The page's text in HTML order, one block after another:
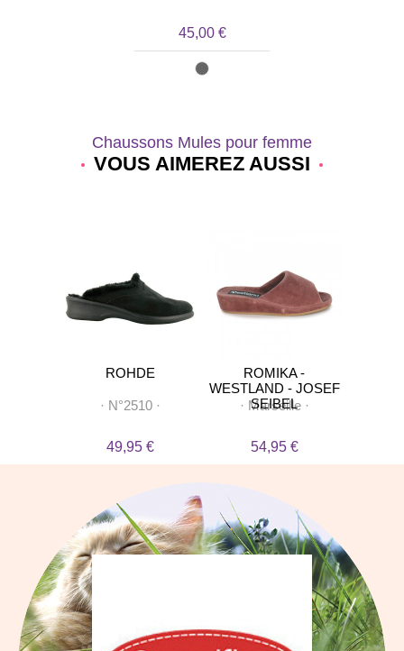
45,00 €
45,00 €
Chaussons Mules pour femme
VOUS AIMEREZ AUSSI
ROHDE
· N°2510·
49,95 €
ROMIKA -
WESTLAND - JOSEF
SEIBEL
· Marseille·
54,95 €